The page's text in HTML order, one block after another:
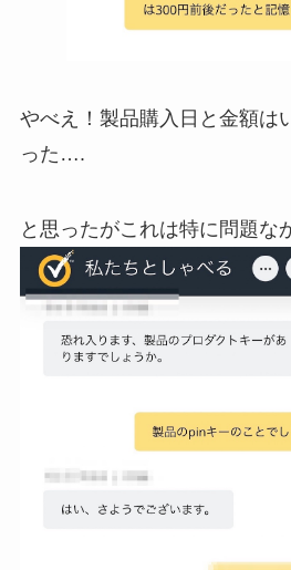
やべえ！製品購入日と金額は
った….
と思ったがこれは特に問題な